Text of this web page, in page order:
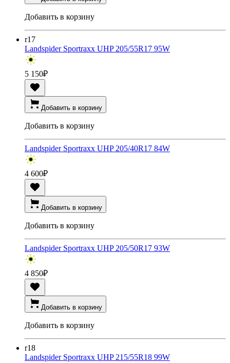
Добавить в корзину
r17
Landspider Sportraxx UHP 205/55R17 95W
5 150₽
Добавить в корзину
Добавить в корзину
Landspider Sportraxx UHP 205/40R17 84W
4 600₽
Добавить в корзину
Добавить в корзину
Landspider Sportraxx UHP 205/50R17 93W
4 850₽
Добавить в корзину
Добавить в корзину
r18
Landspider Sportraxx UHP 215/55R18 99W